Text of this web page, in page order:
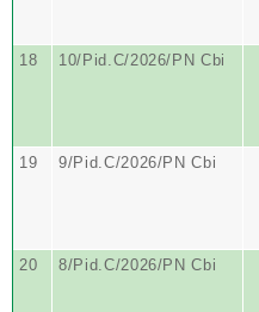
18
10/Pid.C/2026/PN Cbi
19
9/Pid.C/2026/PN Cbi
20
8/Pid.C/2026/PN Cbi